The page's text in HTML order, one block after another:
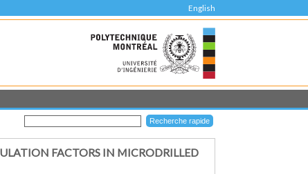
English
FACTORS IN MICRODRILLED